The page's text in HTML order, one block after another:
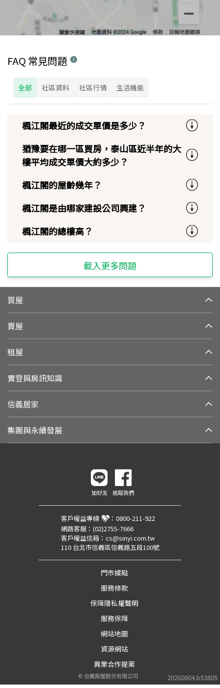
FAQ 常見問題
全部 社區資料 社區行情 生活機能
楓江閣最近的成交單價是多少？
猶豫要在哪一區買房，泰山區近半年的大
樓平均成交單價大約多少？
楓江閣的屋齡幾年？
楓江閣是由哪家建設公司興建？
楓江閣的總樓高？
載入更多問題
買屋
賣屋
租屋
實登與房訊知識
信義居家
集團與永續發展
20260804.b53805
加好友 追蹤我們
客戶權益專線 ： 0800-211-922
網路客服： (02)2755-7666
客戶權益信箱： cs@sinyi.com.tw
110 台北市信義區信義路五段100號
門市據點
服務條款
保障隱私權聲明
服務保障
網站地圖
資源網站
異業合作提案
©信義房屋股份有限公司